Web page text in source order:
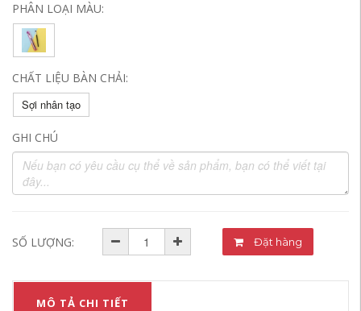
PHÂN LOẠI MÀU:
CHẤT LIỆU BÀN CHẢI:
Sợi nhân tạo
GHI CHÚ
SỐ LƯỢNG: Đặt hàng
MÔ TẢ CHI TIẾT